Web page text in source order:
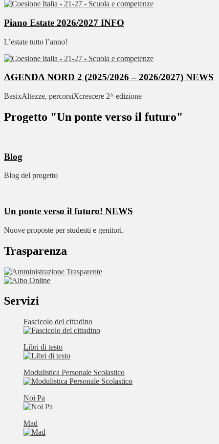
Piano Estate 2026/2027 INFO
L’estate tutto l’anno!
AGENDA NORD 2 (2025/2026 – 2026/2027) NEWS
BasixAltezze, percorsiXcrescere 2^ edizione
Progetto "Un ponte verso il futuro"
Blog
Blog del progetto
Un ponte verso il futuro! NEWS
Nuove proposte per studenti e genitori.
Trasparenza
Servizi
Fascicolo del cittadino
Libri di testo
Modulistica Personale Scolastico
Noi Pa
Mad